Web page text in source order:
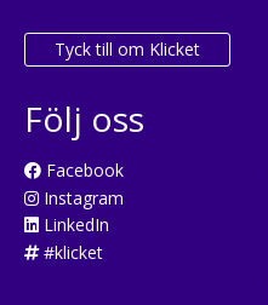
Tyck till om Klicket
Följ oss
Facebook
Instagram
LinkedIn
#klicket